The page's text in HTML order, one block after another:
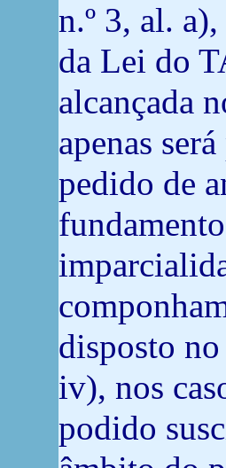
n.º 3, al.
da Lei do
alcançada
apenas
pedido de
disposto
iv), nos
podido